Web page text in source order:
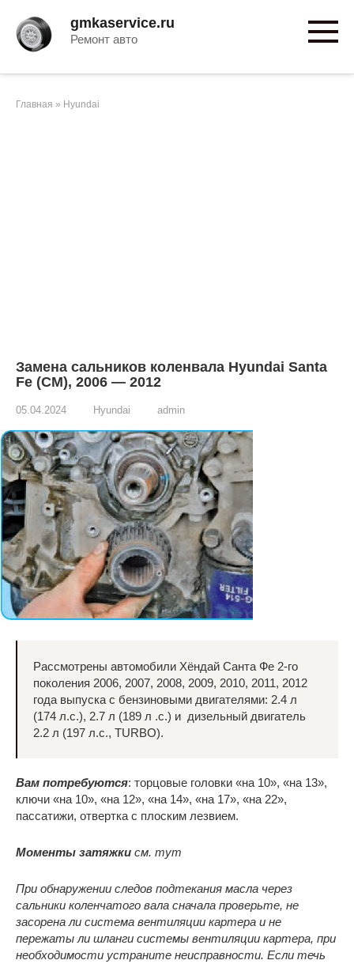
контенту
gmkaservice.ru
Ремонт авто
Главная » Hyundai
Замена сальников коленвала Hyundai Santa
Fe (CM), 2006 — 2012
05.04.2024 Hyundai admin
Рассмотрены автомобили Хёндай Санта Фе 2-го
поколения 2006, 2007, 2008, 2009, 2010, 2011, 2012
года выпуска с бензиновыми двигателями: 2.4 л
(174 л.с.), 2.7 л (189 л .с.) и дизельный двигатель
2.2 л (197 л.с., TURBO).
Вам потребуются: торцовые головки «на 10», «на 13»,
ключи «на 10», «на 12», «на 14», «на 17», «на 22»,
пассатижи, отвертка с плоским лезвием.
Моменты затяжки см. тут
При обнаружении следов подтекания масла через
сальники коленчатого вала сначала проверьте, не
засорена ли система вентиляции картера и не
пережаты ли шланги системы вентиляции картера, при
необходимости устраните неисправности. Если течь